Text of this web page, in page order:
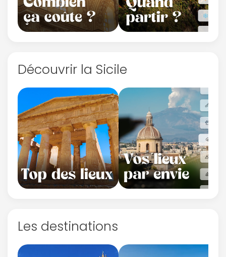
Découvrir la Sicile
Les destinations